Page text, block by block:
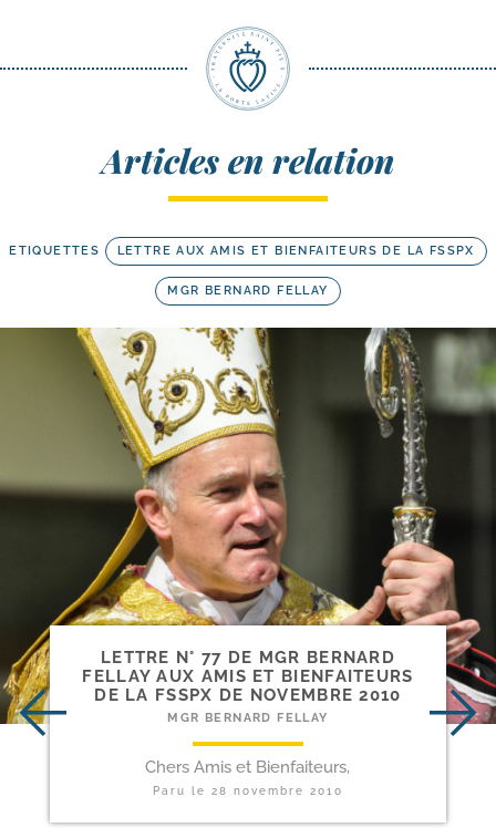
Articles en relation
ETIQUETTES LETTRE AUX AMIS ET BIENFAITEURS DE LA FSSPX
MGR BERNARD FELLAY
LETTRE N° 77 DE MGR BERNARD
FELLAY AUX AMIS ET BIENFAITEURS
DE LA FSSPX DE NOVEMBRE 2010
MGR BERNARD FELLAY
Chers Amis et Bienfaiteurs,
Paru le 28 novembre 2010